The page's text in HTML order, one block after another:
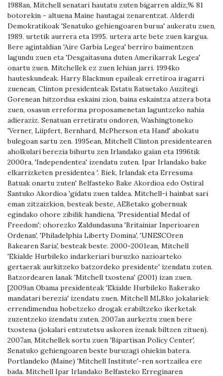
1988an, Mitchell senatari hautatu zuten bigarren aldiz,% 81
botorekin - altuena Maine hautagai zenarentzat. Alderdi
Demokratikoak 'Senatuko gehiengoaren burua' aukeratu zuen,
1989. urtetik aurrera eta 1995. urtera arte bete zuen kargua.
Bere agintaldian 'Aire Garbia Legea' berriro baimentzen
lagundu zuen eta 'Desgaitasuna duten Amerikarrak Legea'
onartu zuen. Mitchellek ez zuen lehian jarri. 1994ko
hauteskundeak. Harry Blackmun epaileak erretiroa iragarri
zuenean, Clinton presidenteak Estatu Batuetako Auzitegi
Gorenean hitzordua eskaini zion, baina eskaintza atzera bota
zuen, osasun erreforma proposamenetan laguntzeko nahia
adieraziz. Senatuan erretiratu ondoren, Washingtoneko
'Verner, Liipfert, Bernhard, McPherson eta Hand' abokatu
bulegoan sartu zen. 1995ean, Mitchell Clinton presidentearen
aholkulari berezia bihurtu zen Irlandako gaian eta 1996tik
2000ra, 'Independentea' izendatu zuten. Ipar Irlandako bake
elkarrizketen presidentea '. Biek, Irlandak eta Erresuma
Batuak onartu zuten' Belfasteko Bake Akordioa edo Ostiral
Santuko Akordioa 'gidatu zuen taldea. Mitchell-i hainbat sari
eman zitzaizkion, besteak beste, AEBetako gobernuak
egindako ohore zibilik handiena, 'Presidential Medal of
Freedom'; ohorezko Zaldundasuna 'Britainiar Inperioaren
Ordenan', 'Philadelphia Liberty Domina', 'UNESCOren
Bakearen Saria', besteak beste. 2000-2001ean, Mitchell
'Ekialde Hurbileko indarkeriari buruzko nazioarteko
gertaerak aurkitzeko batzordeko presidente' izendatu zuten.
Batzordearen lanak 'Mitchell txostena' (2001) izan zuen.
[2009an Obama presidenteak 'Ekialde Hurbileko Bakerako
mandatari berezia' izendatu zuen. Mitchell MLBko jokalariek
errendimendua hobetzeko drogak erabiltzeko ikerketak
zuzentzeko izendatu zuten. 2007an aurkeztu zuen bere
txostena (jokalari entzutetsu askoren izenak biltzen zituen).
2007an, Mitchellek sortu zuen 'Bipartisan Policy Center',
Senatuko gehiengoaren beste buruzagi ohiekin batera.
Portlandeko (Maine) 'Mitchell Institute'-ren sortzailea ere
bada. Mitchell Ipar Irlandako Belfasteko Erreginaren